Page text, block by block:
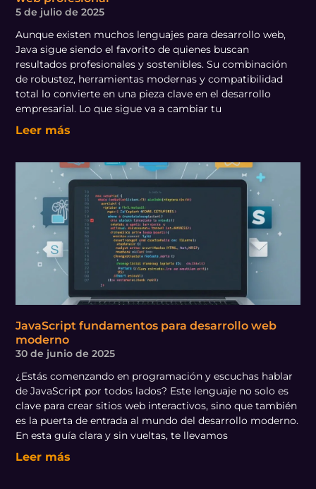
5 de julio de 2025
Aunque existen muchos lenguajes para desarrollo web,
Java sigue siendo el favorito de quienes buscan
resultados profesionales y sostenibles. Su combinación
de robustez, herramientas modernas y compatibilidad
total lo convierte en una pieza clave en el desarrollo
empresarial. Lo que sigue va a cambiar tu
Leer más
JavaScript fundamentos para desarrollo web
moderno
30 de junio de 2025
¿Estás comenzando en programación y escuchas hablar
de JavaScript por todos lados? Este lenguaje no solo es
clave para crear sitios web interactivos, sino que también
es la puerta de entrada al mundo del desarrollo moderno.
En esta guía clara y sin vueltas, te llevamos
Leer más